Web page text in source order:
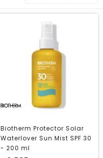
Biotherm Protector Solar
Waterlover Sun Mist SPF 30
- 200 ml